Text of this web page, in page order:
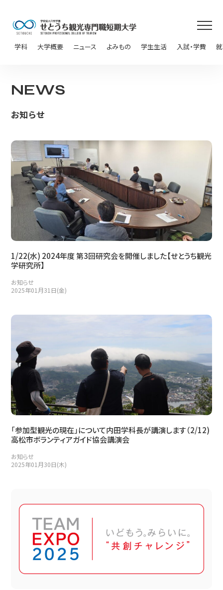
学科 大学概要 ニュース よみもの 学生生活 入試・学費
NEWS
お知らせ
1/22(水) 2024年度 第3回研究会を開催しました【せとうち観光
学研究所】
お知らせ
2025年01月31日(金)
「参加型観光の現在」について内田学科長が講演します（2/12)
高松市ボランティアガイド協会講演会
お知らせ
2025年01月30日(木)